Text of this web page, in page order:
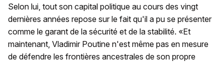
Selon lui, tout son capital politique au cours des vingt
dernières années repose sur le fait qu'il a pu se présenter
comme le garant de la sécurité et de la stabilité. «Et
maintenant, Vladimir Poutine n'est même pas en mesure
de défendre les frontières ancestrales de son propre